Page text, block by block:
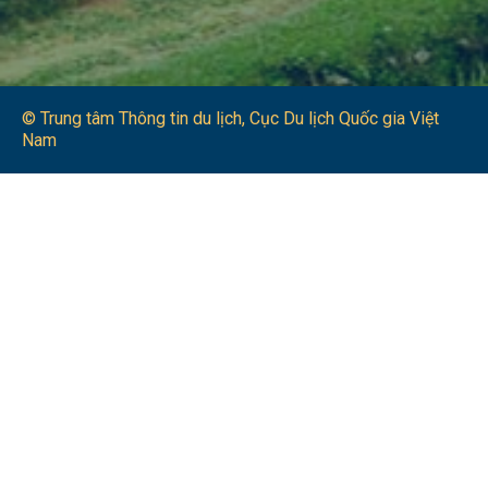
© Trung tâm Thông tin du lịch​, Cục Du lịch Quốc gia Việt
Nam